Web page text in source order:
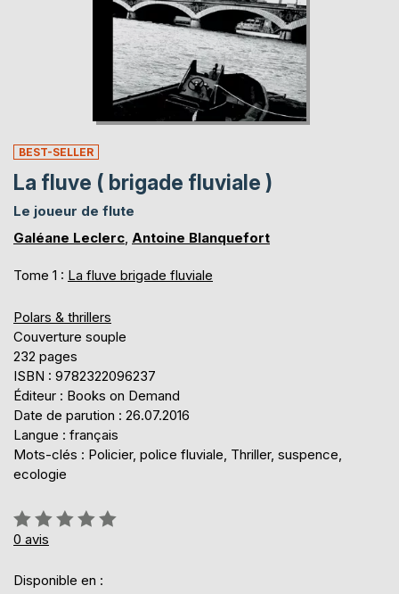
BEST-SELLER
La fluve ( brigade fluviale )
Le joueur de flute
Galéane Leclerc Antoine Blanquefort
Tome 1 : La fluve brigade fluviale
Polars & thrillers
Couverture souple
232 pages
ISBN : 9782322096237
Éditeur : Books on Demand
Date de parution : 26.07.2016
Langue : français
Mots-clés : Policier, police fluviale, Thriller, suspence,
ecologie
Évaluation:
0%
0 avis
Disponible en :